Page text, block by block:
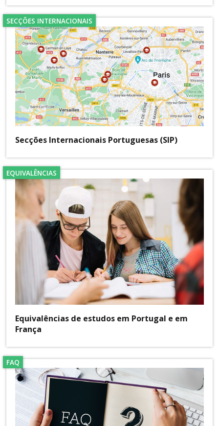
SECÇÕES INTERNACIONAIS
Secções Internacionais Portuguesas (SIP)
EQUIVALÊNCIAS
Equivalências de estudos em Portugal e em
França
FAQ